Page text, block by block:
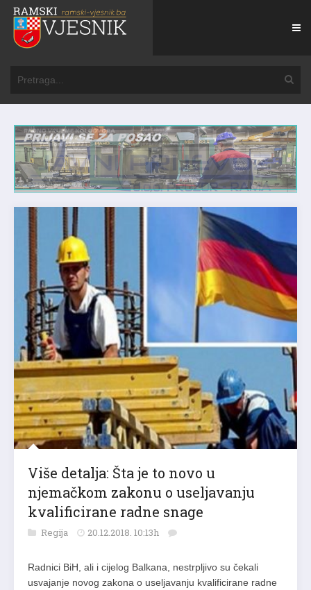
Više detalja: Šta je to novo u
njemačkom zakonu o useljavanju
kvalificirane radne snage
Regija 20.12.2018. 10:13h
Radnici BiH, ali i cijelog Balkana, nestrpljivo su čekali
usvajanje novog zakona o useljavanju kvalificirane radne